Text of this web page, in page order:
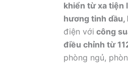
khiển từ xa tiện
hương tinh dầu,
điện với công
điều chỉnh từ
phòng ngủ,